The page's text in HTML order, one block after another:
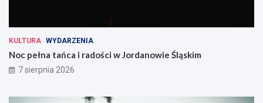
KULTURA WYDARZENIA
Noc pełna tańca i radości w Jordanowie Śląskim
7 sierpnia 2026